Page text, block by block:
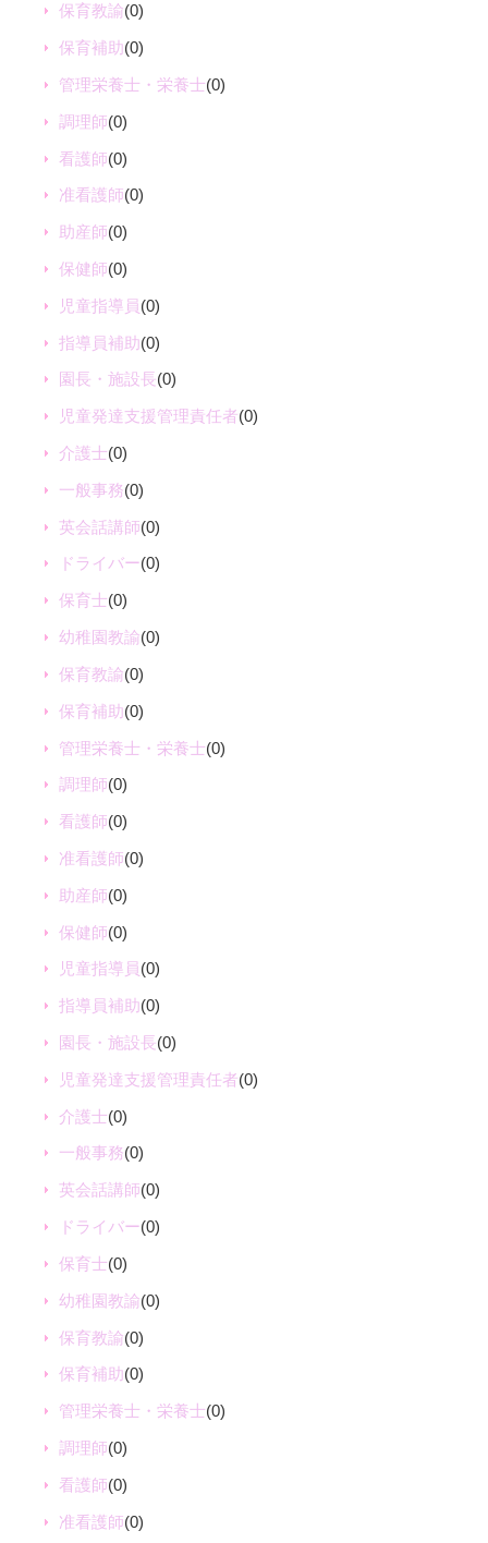
保育教諭(0)
保育補助(0)
管理栄養士・栄養士(0)
調理師(0)
看護師(0)
准看護師(0)
助産師(0)
保健師(0)
児童指導員(0)
指導員補助(0)
園長・施設長(0)
児童発達支援管理責任者(0)
介護士(0)
一般事務(0)
英会話講師(0)
ドライバー(0)
保育士(0)
幼稚園教諭(0)
保育教諭(0)
保育補助(0)
管理栄養士・栄養士(0)
調理師(0)
看護師(0)
准看護師(0)
助産師(0)
保健師(0)
児童指導員(0)
指導員補助(0)
園長・施設長(0)
児童発達支援管理責任者(0)
介護士(0)
一般事務(0)
英会話講師(0)
ドライバー(0)
保育士(0)
幼稚園教諭(0)
保育教諭(0)
保育補助(0)
管理栄養士・栄養士(0)
調理師(0)
看護師(0)
准看護師(0)